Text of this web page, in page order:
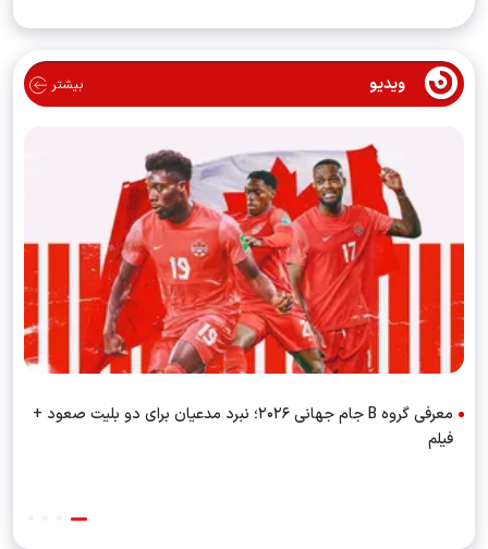
ویدیو بیشتر
معرفی گروه B جام جهانی ۲۰۲۶؛ نبرد مدعیان برای دو بلیت صعود +
فیلم